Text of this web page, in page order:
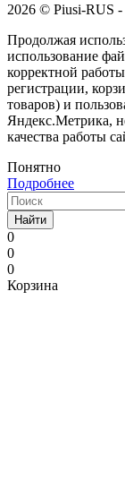
2026 © Piusi-RUS -
Продолжая
использование
корректной
регистрации,
товаров) и
Яндекс.Метрика,
качества работы
Понятно
Подробнее
Найти
0
0
0
Корзина